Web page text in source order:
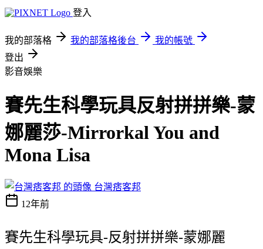
登入
我的部落格 我的部落格後台
我的帳號
登出
影音娛樂
賽先生科學玩具反射拼拼樂-蒙
娜麗莎-Mirrorkal You and
Mona Lisa
台灣痞客邦
12年前
賽先生科學玩具-反射拼拼樂-蒙娜麗